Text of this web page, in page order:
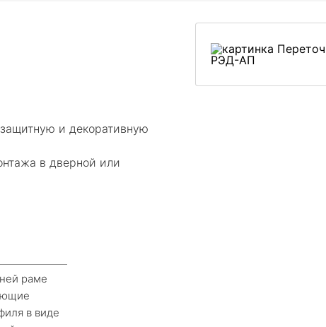
и декоративную
в дверной или
раме
в виде